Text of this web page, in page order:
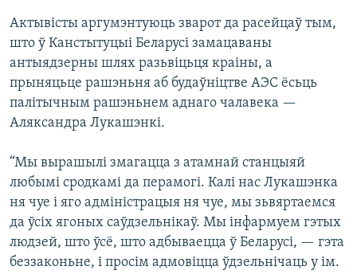
Актывісты аргумэнтуюць зварот да расейцаў тым,
што ў Канстытуцыі Беларусі замацаваны
антыядзерны шлях разьвіцьця краіны, а
прыняцьце рашэньня аб будаўніцтве АЭС ёсьць
палітычным рашэньнем аднаго чалавека —
Аляксандра Лукашэнкі.
“Мы вырашылі змагацца з атамнай станцыяй
любымі сродкамі да перамогі. Калі нас Лукашэнка
ня чуе і яго адміністрацыя ня чуе, мы зьвяртаемся
да ўсіх ягоных саўдзельнікаў. Мы інфармуем гэтых
людзей, што ўсё, што адбываецца ў Беларусі, — гэта
беззаконьне, і просім адмовіцца ўдзельнічаць у ім.